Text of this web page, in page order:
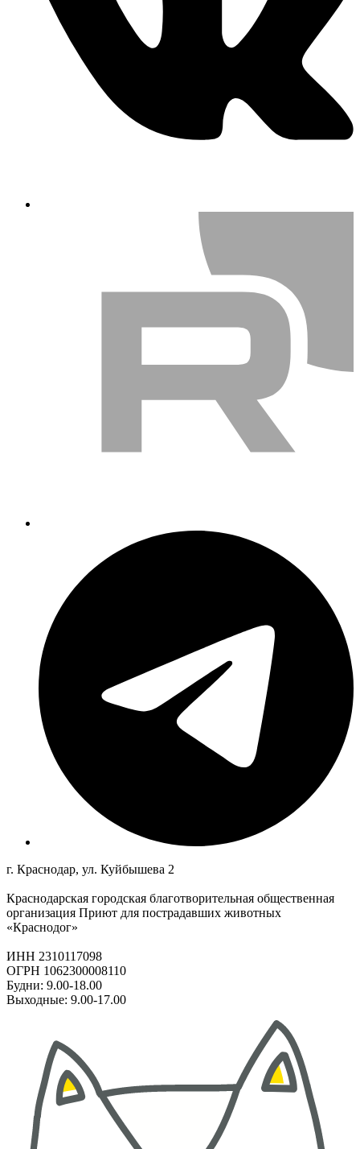
г. Краснодар, ул. Куйбышева 2
Краснодарская городская благотворительная общественная
организация Приют для пострадавших животных
«Краснодог»
ИНН 2310117098
ОГРН 1062300008110
Будни: 9.00-18.00
Выходные: 9.00-17.00